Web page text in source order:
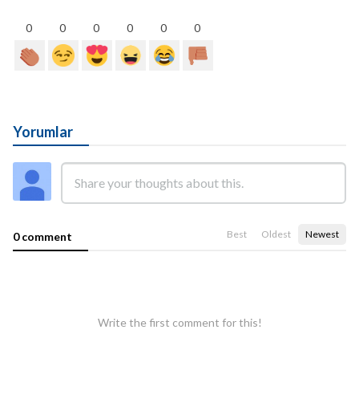
0 0 0 0 0 0
Yorumlar
0 comment Best Oldest Newest
Write the first comment for this!